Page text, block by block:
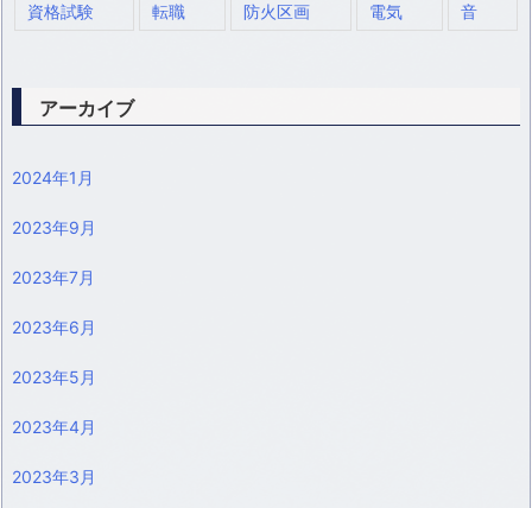
資格試験 転職 防火区画 電気 音
アーカイブ
2024年1月
2023年9月
2023年7月
2023年6月
2023年5月
2023年4月
2023年3月